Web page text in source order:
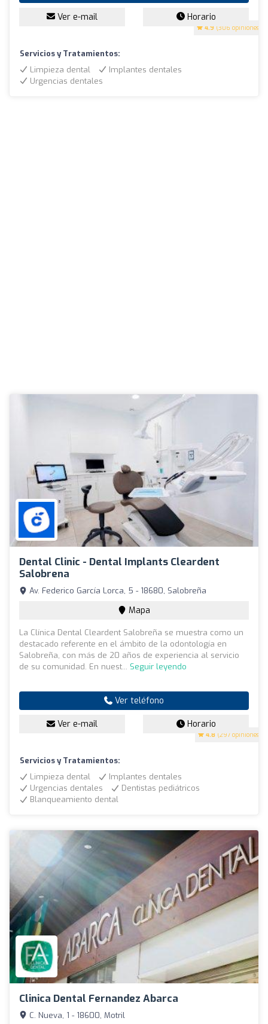
4.9 (306 opiniones)
Ver e-mail Horario
Servicios y Tratamientos:
Limpieza dental
Implantes dentales
Urgencias dentales
Dental Clinic - Dental Implants Cleardent
Salobrena
4.8 (297 opiniones)
Av. Federico García Lorca, 5 - 18680, Salobreña
Mapa
La Clínica Dental Cleardent Salobreña se muestra como un
destacado referente en el ámbito de la odontología en
Salobreña, con más de 20 años de experiencia al servicio
de su comunidad. En nuest... Seguir leyendo
Ver teléfono
Ver e-mail Horario
Servicios y Tratamientos:
Limpieza dental
Implantes dentales
Urgencias dentales
Dentistas pediátricos
Blanqueamiento dental
Clinica Dental Fernandez Abarca
C. Nueva, 1 - 18600, Motril